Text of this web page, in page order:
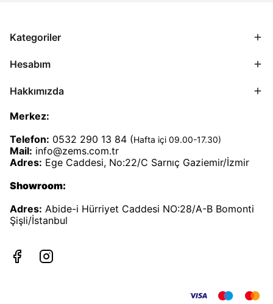
Kategoriler
Hesabım
Hakkımızda
Merkez:
Telefon: 0532 290 13 84 (Hafta içi 09.00-17.30)
Mail: info@zems.com.tr
Adres: Ege Caddesi, No:22/C Sarnıç Gaziemir/İzmir
Showroom:
Adres: Abide-i Hürriyet Caddesi NO:28/A-B Bomonti
Şişli/İstanbul